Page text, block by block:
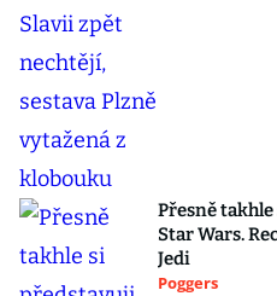
Přesně
Star Wars.
Jedi
Poggers